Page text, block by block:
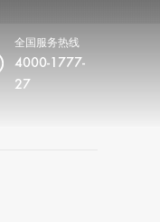
全国服务热线
4000-1777-
27